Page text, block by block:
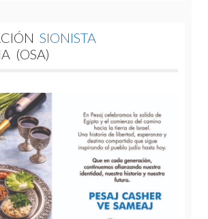
SIONISTA
(OSA)